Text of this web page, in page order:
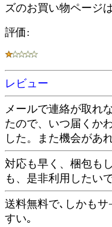
ズのお買い物ページ
評価:
レビュー
メールで連絡が取れ
たので、いつ届くか
した。また機会があ
対応も早く、梱包も
も、是非利用したいで
送料無料で､しかも
すい｡